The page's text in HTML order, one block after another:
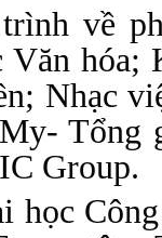
trìnhvề
hóa;
Nhạc
Tổng
Group.
học